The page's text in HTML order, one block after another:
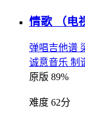
情歌 （
弹唱吉他谱
诚意音乐 制
原版 89%
难度 62分